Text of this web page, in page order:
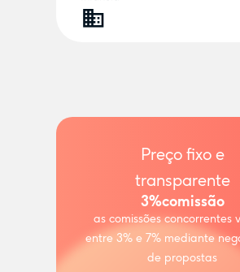
Preço fixo e
transparente
3%comissão
as comissões concorrentes
entre 3% e 7% mediante
de propostas